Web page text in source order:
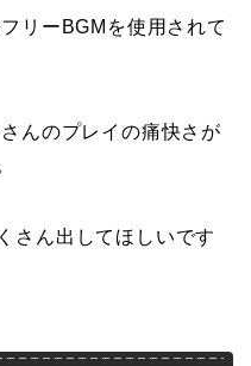
リーBGMを使用されて
んのプレイの痛快さが
さん出してほしいです